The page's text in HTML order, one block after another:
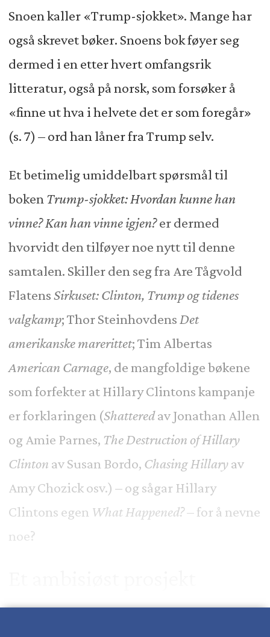
Snoen kaller «Trump-sjokket». Mange har
også skrevet bøker. Snoens bok føyer seg
dermed i en etter hvert omfangsrik
litteratur, også på norsk, som forsøker å
«finne ut hva i helvete det er som foregår»
(s. 7) – ord han låner fra Trump selv.
Et betimelig umiddelbart spørsmål til
boken Trump-sjokket: Hvordan kunne han
vinne? Kan han vinne igjen?er dermed
hvorvidt den tilføyer noe nytt til denne
samtalen. Skiller den seg fra Are Tågvold
FlatensSirkuset: Clinton, Trump og tidenes
valgkamp; Thor Steinhovdens Det
amerikanske marerittet; Tim Albertas
American Carnage, de mangfoldige bøkene
som forfekter at Hillary Clintons kampanje
er forklaringen (Shatteredav Jonathan Allen
og Amie Parnes, The Destruction of Hillary
Clinton av Susan Bordo, Chasing Hillaryav
Amy Chozick osv.) – og sågar Hillary
Clintons egen What Happened?– for å nevne
noe?